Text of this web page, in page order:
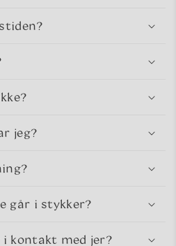
jeg?
går i stykker?
i kontakt med jer?